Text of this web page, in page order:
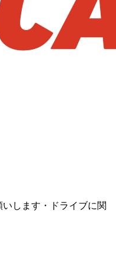
します・ドライブに関